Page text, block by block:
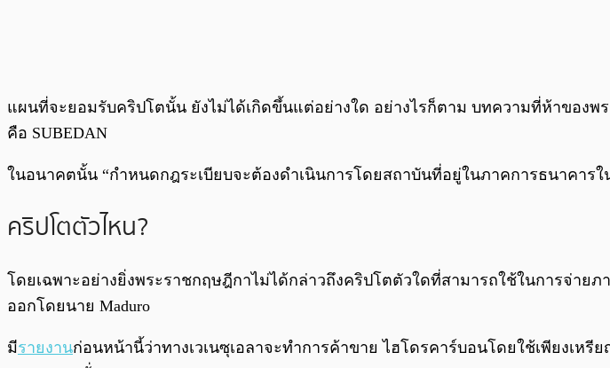
แผนที่จะยอมรับคริปโตนั้น ยังไม่ได้เกิดขึ้นแต่อย่างใด อย่างไรก็ตาม บทความที่ห้าของ
คือ SUBEDAN
ในอนาคตนั้น “กำหนดกฎระเบียบจะต้องดำเนินการโดยสถาบันที่อยู่ในภาคการธนาคาร
คริปโตตัวไหน?
โดยเฉพาะอย่างยิ่งพระราชกฤษฎีกาไม่ได้กล่าวถึงคริปโตตัวใดที่สามารถใช้ในการจ่าย
ออกโดยนาย Maduro
มีรายงานก่อนหน้านี้ว่าทางเวเนซุเอลาจะทำการค้าขาย ไฮโดรคาร์บอนโดยใช้เพียงเห